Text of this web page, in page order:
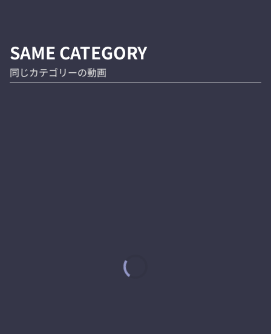
SAME CATEGORY
同じカテゴリーの動画